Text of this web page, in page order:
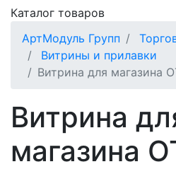
Каталог товаров
АртМодуль Групп
Витрины и прилавки
Витрина для магазина
Витрина
магазина